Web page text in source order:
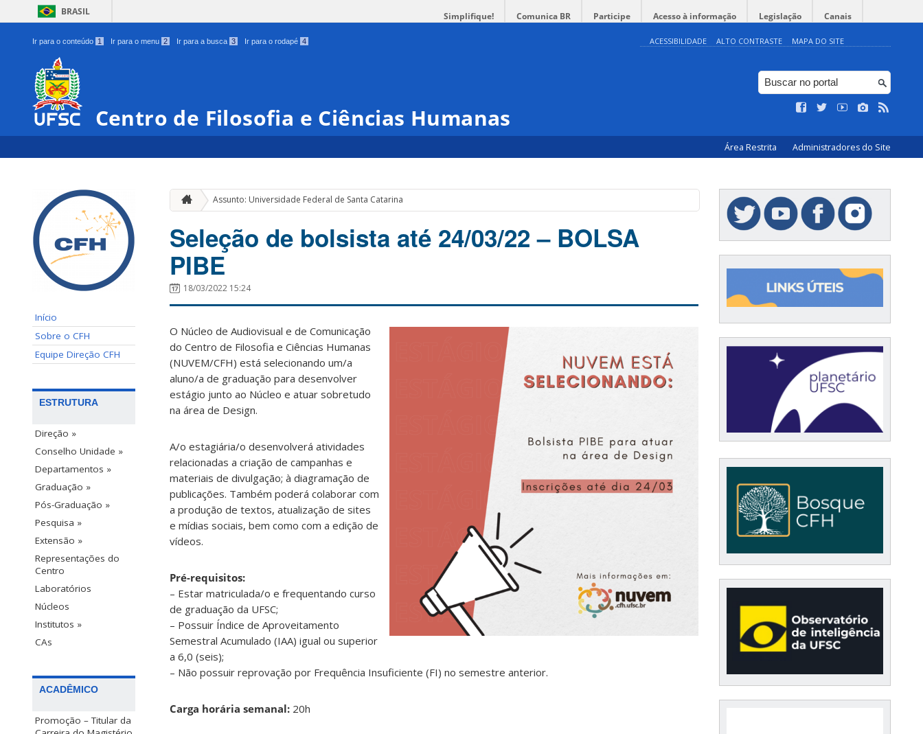
BRASIL Simplifique! Comunica BR Participe Acesso à informação Legislação Canais
Ir para o conteúdo 1 Ir para o menu 2 Ir para a busca 3 Ir para o rodapé 4 ACESSIBILIDADE ALTO CONTRASTE MAPA DO SITE
Centro de Filosofia e Ciências Humanas
Área Restrita Administradores do Site
Início
Sobre o CFH
Equipe Direção CFH
ESTRUTURA
Direção »
Conselho Unidade »
Departamentos »
Graduação »
Pós-Graduação »
Pesquisa »
Extensão »
Representações do
Centro
Laboratórios
Núcleos
Institutos »
CAs
ACADÊMICO
Promoção – Titular da
Assunto: Universidade Federal de Santa Catarina
Seleção de bolsista até 24/03/22 – BOLSA
PIBE
18/03/2022 15:24
O Núcleo de Audiovisual e de Comunicação
do Centro de Filosofia e Ciências Humanas
(NUVEM/CFH) está selecionando um/a
aluno/a de graduação para desenvolver
estágio junto ao Núcleo e atuar sobretudo
na área de Design.
A/o estagiária/o desenvolverá atividades
relacionadas a criação de campanhas e
materiais de divulgação; à diagramação de
publicações. Também poderá colaborar com
a produção de textos, atualização de sites
e mídias sociais, bem como com a edição de
vídeos.
Pré-requisitos:
– Estar matriculada/o e frequentando curso
de graduação da UFSC;
– Possuir Índice de Aproveitamento
Semestral Acumulado (IAA) igual ou superior
a 6,0 (seis);
– Não possuir reprovação por Frequência Insuficiente (FI) no semestre anterior.
Carga horária semanal: 20h